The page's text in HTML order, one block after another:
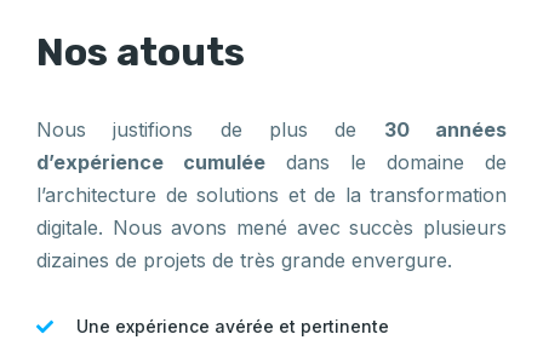
Nos atouts
Nous justifions de plus de 30 années
d’expérience cumulée dans le domaine de
l’architecture de solutions et de la transformation
digitale. Nous avons mené avec succès plusieurs
dizaines de projets de très grande envergure.
Une expérience avérée et pertinente